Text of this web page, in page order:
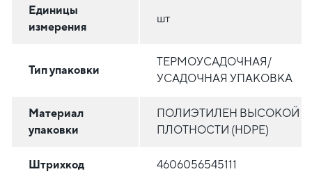
Единицы
измерения
шт
Тип упаковки
ТЕРМОУСАДОЧНАЯ/
УСАДОЧНАЯ УПАКОВКА
Материал
упаковки
ПОЛИЭТИЛЕН ВЫСОКОЙ
ПЛОТНОСТИ (HDPE)
Штрихкод 4606056545111